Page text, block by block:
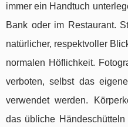
immer ein Handtuch
Bank oder im Restaurant.
natürlicher, respektvoller
normalen Höflichkeit.
verboten, selbst das
verwendet werden.
das übliche